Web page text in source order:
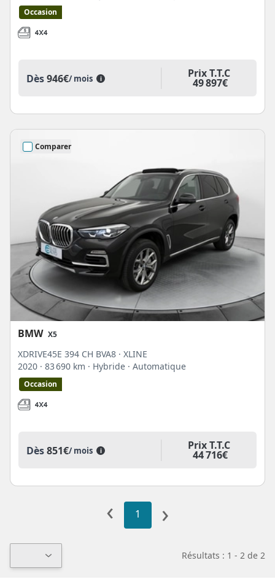
Occasion
Dès946€/ mois i Prix T.T.C
49 897€
Comparer
BMW X5
XDRIVE45E 394 CH BVA8 · XLINE
2020 · 83 690 km · Hybride · Automatique
Occasion
Dès851€/ mois i Prix T.T.C
44 716€
‹ 1 ›
Résultats : 1 - 2 de 2